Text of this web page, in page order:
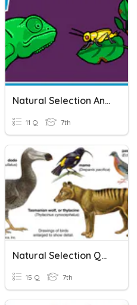
Natural Selection And Variations
11 Q 7th
Natural Selection Quiz
15 Q 7th